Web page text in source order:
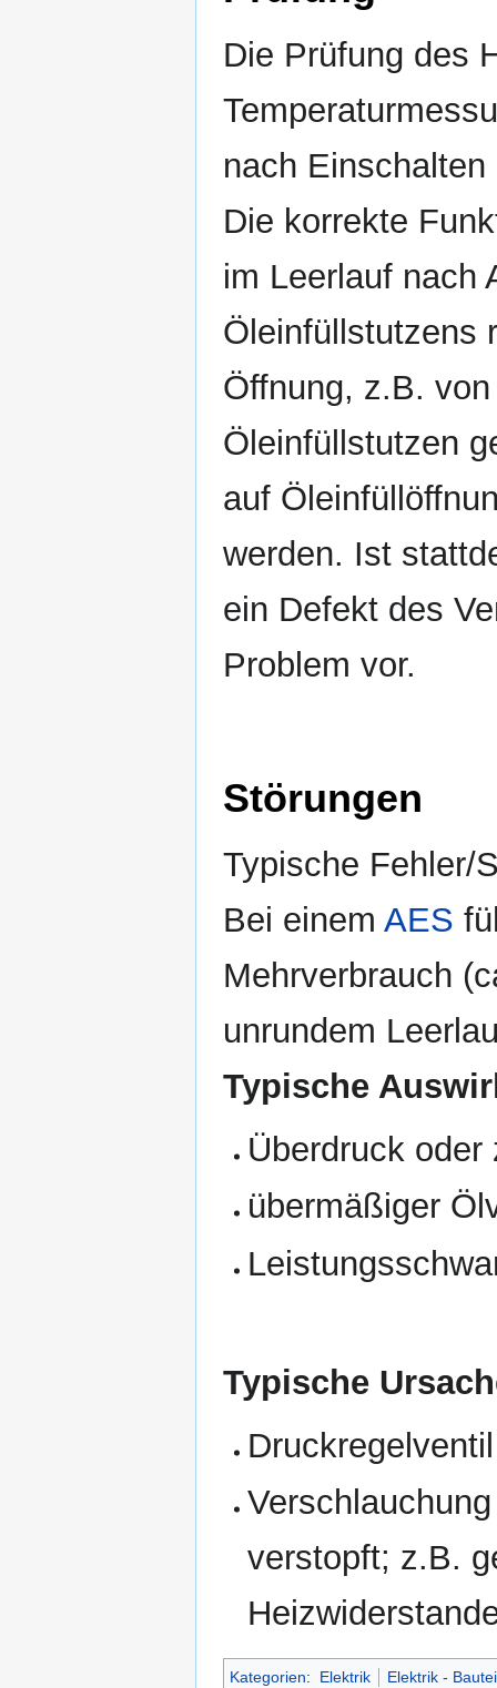
Die Prüfung des
nach
Die korrekte
im Leerlauf nach
Öleinfüllstutzens
Öffnung, z.B.
Öleinfüllstutzen
auf
werden. Ist
ein Defekt des
Problem vor.
Störungen
Typische Fehler/
Bei einem AES
Mehrverbrauch
unrundem
Typische
Überdruck
übermäßiger
Typische
verstopft; z.B.
Kategorien: Elektrik
Elektrik -